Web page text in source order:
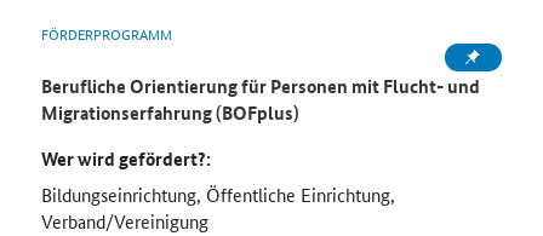
FÖRDERPROGRAMM
Berufliche Orientierung für Personen mit Flucht- und
Migrationserfahrung (BOFplus)
Wer wird gefördert?:
Bildungseinrichtung, Öffentliche Einrichtung,
Verband/Vereinigung